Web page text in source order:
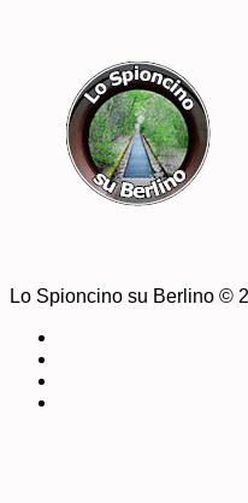
Lo Spioncino su Berlino ©